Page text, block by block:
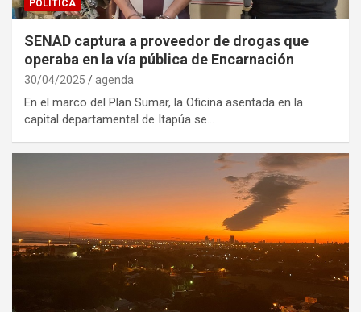
POLÍTICA
SENAD captura a proveedor de drogas que
operaba en la vía pública de Encarnación
30/04/2025 agenda
En el marco del Plan Sumar, la Oficina asentada en la
capital departamental de Itapúa se…